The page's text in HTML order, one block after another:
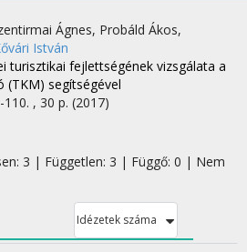
Ágnes, Probáld Ákos,
István
turisztikai fejlettségének vizsgálata a
segítségével
110. , 30 p. (2017)
3 | Független: 3 | Függő: 0 | Nem
Idézetek száma